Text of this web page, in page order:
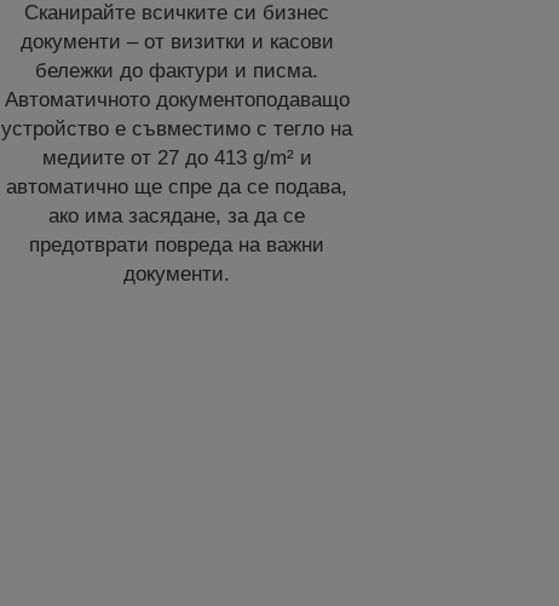
Сканирайте всичките си бизнес
документи – от визитки и касови
бележки до фактури и писма.
Автоматичното документоподаващо
устройство е съвместимо с тегло на
медиите от 27 до 413 g/m² и
автоматично ще спре да се подава,
ако има засядане, за да се
предотврати повреда на важни
документи.